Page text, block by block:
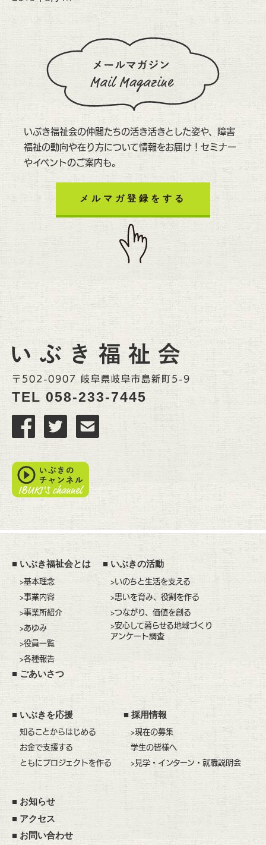
いぶき福祉会の仲間たちの活き活きとした姿や、障害
福祉の動向や在り方について情報をお届け！セミナー
やイベントのご案内も。
メルマガ登録をする
〒502-0907 岐阜県岐阜市島新町5-9
TEL 058-233-7445
■ いぶき福祉会とは
>基本理念
>事業内容
>事業所紹介
>あゆみ
>役員一覧
>各種報告
■ごあいさつ
■いぶきの活動
>いのちと生活を支える
>思いを育み、役割を作る
>つながり、価値を創る
>安心して暮らせる地域づくり
アンケート調査
■いぶきを応援
知ることからはじめる
お金で支援する
ともにプロジェクトを作る
■採用情報
>現在の募集
学生の皆様へ
>見学・インターン・就職説明会
■ お知らせ
■ アクセス
■ お問い合わせ